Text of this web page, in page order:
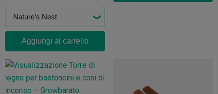
Aggiungi al carrello